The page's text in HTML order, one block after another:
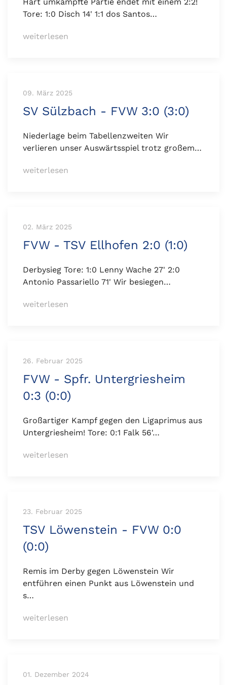
Tore: 1:0 Disch 14' 1:1 dos Santos…
weiterlesen
09. März 2025
SV Sülzbach - FVW 3:0 (3:0)
Niederlage beim Tabellenzweiten Wir
verlieren unser Auswärtsspiel trotz großem…
weiterlesen
02. März 2025
FVW - TSV Ellhofen 2:0 (1:0)
Derbysieg Tore: 1:0 Lenny Wache 27' 2:0
Antonio Passariello 71' Wir besiegen…
weiterlesen
26. Februar 2025
FVW - Spfr. Untergriesheim
0:3 (0:0)
Großartiger Kampf gegen den Ligaprimus aus
Untergriesheim! Tore: 0:1 Falk 56'…
weiterlesen
23. Februar 2025
TSV Löwenstein - FVW 0:0
(0:0)
Remis im Derby gegen Löwenstein Wir
entführen einen Punkt aus Löwenstein und
s…
weiterlesen
01. Dezember 2024